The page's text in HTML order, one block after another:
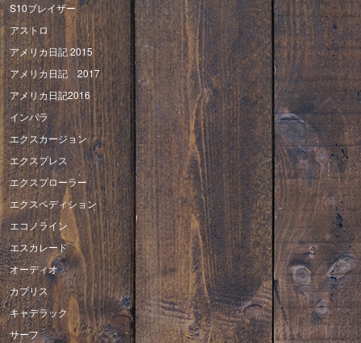
S10ブレイザー
アストロ
アメリカ日記 2015
アメリカ日記 2017
アメリカ日記2016
インパラ
エクスカージョン
エクスプレス
エクスプローラー
エクスペディション
エコノライン
エスカレード
オーディオ
カプリス
キャデラック
サーフ